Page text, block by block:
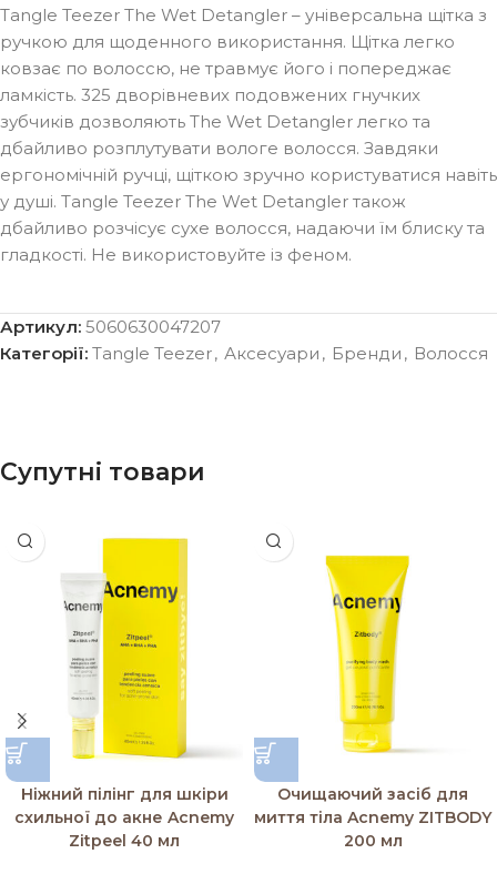
Tangle Teezer The Wet Detangler – універсальна щітка з
ручкою для щоденного використання. Щітка легко
ковзає по волоссю, не травмує його і попереджає
ламкість. 325 дворівневих подовжених гнучких
зубчиків дозволяють The Wet Detangler легко та
дбайливо розплутувати вологе волосся. Завдяки
ергономічній ручці, щіткою зручно користуватися навіть
у душі. Tangle Teezer The Wet Detangler також
дбайливо розчісує сухе волосся, надаючи їм блиску та
гладкості. Не використовуйте із феном.
Артикул: 5060630047207
Категорії: Tangle Teezer, Аксесуари , Бренди , Волосся
Супутні товари
Ніжний пілінг для шкіри
схильної до акне Acnemy
Zitpeel 40 мл
Очищаючий засіб для
миття тіла Acnemy ZITBODY
200 мл